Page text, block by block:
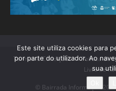
Termos e Condições Política de
Livro de
© Bairrada Informação
Este site utiliza cookies para
por parte do utilizador. Ao
sua